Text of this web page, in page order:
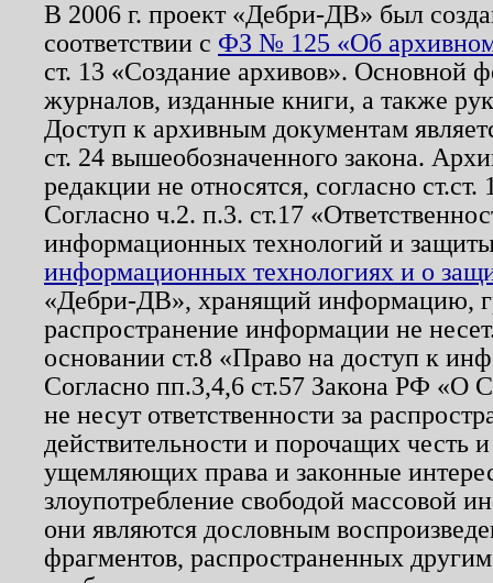
В 2006 г. проект «Дебри-ДВ» был
соответствии с ФЗ № 125 «Об
ст. 13 «Создание архивов». Основной
журналов, изданные книги, а также
Доступ к архивным документам
ст. 24 вышеобозначенного закона.
редакции не относятся, согласно
Согласно ч.2. п.3. ст.17
информационных технологий и
информационных технологиях и о
«Дебри-ДВ», хранящий информацию,
распространение информации не
основании ст.8 «Право на доступ к
Согласно пп.3,4,6 ст.57 Закона РФ «О
не несут ответственности за
действительности и порочащих честь
ущемляющих права и законные
злоупотребление свободой массовой
они являются дословным
фрагментов, распространенных